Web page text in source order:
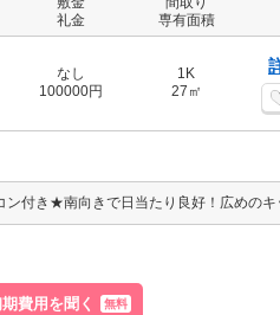
礼金
専有面積
なし
100000円
1K
27㎡
費用を聞く 無料